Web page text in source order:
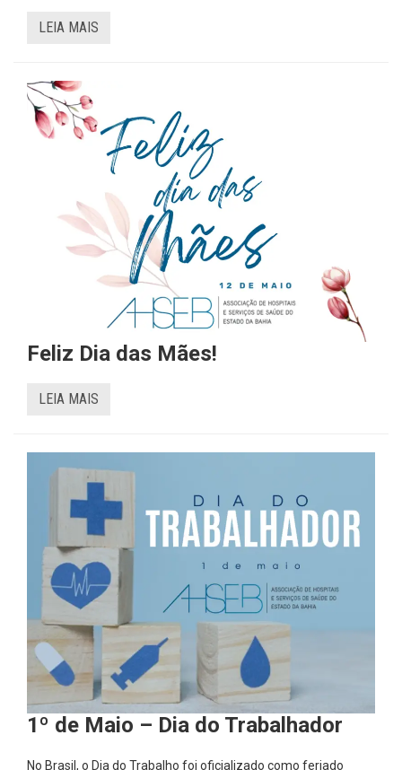
LEIA MAIS
Feliz Dia das Mães!
LEIA MAIS
1º de Maio – Dia do Trabalhador
No Brasil, o Dia do Trabalho foi oficializado como feriado